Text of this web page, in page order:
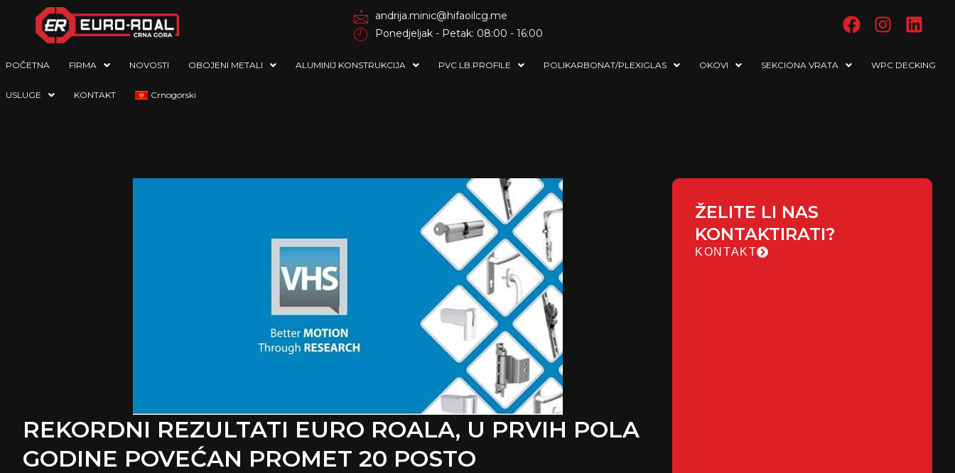
andrija.minic@hifaoilcg.me
Ponedjeljak - Petak: 08:00 - 16:00
POČETNA FIRMA NOVOSTI OBOJENI METALI ALUMINIJ KONSTRUKCIJA PVC LB.PROFILE POLIKARBONAT/PLEXIGLAS OKOVI SEKCIONA VRATA WPC DECKING
USLUGE KONTAKT Crnogorski
ŽELITE LI NAS
KONTAKTIRATI?
KONTAKT
REKORDNI REZULTATI EURO ROALA, U PRVIH POLA
GODINE POVEĆAN PROMET 20 POSTO